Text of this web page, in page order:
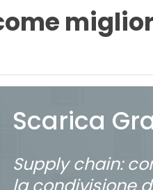
Scarica
Supply chain: